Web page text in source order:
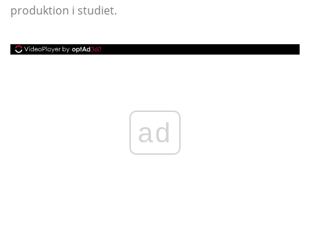
produktion i studiet.
ad